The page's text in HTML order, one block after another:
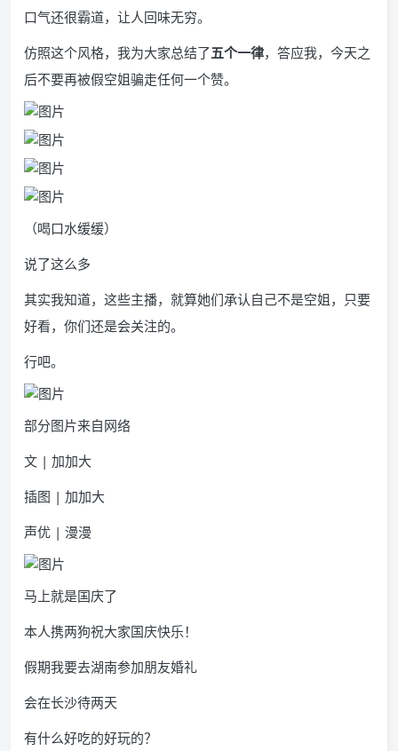
口气还很霸道，让人回味无穷。
仿照这个风格，我为大家总结了五个一律，答应我，今天之
后不要再被假空姐骗走任何一个赞。
（喝口水缓缓）
说了这么多
其实我知道，这些主播，就算她们承认自己不是空姐，只要
好看，你们还是会关注的。
行吧。
部分图片来自网络
文 | 加加大
插图 | 加加大
声优 | 漫漫
马上就是国庆了
本人携两狗祝大家国庆快乐！
假期我要去湖南参加朋友婚礼
会在长沙待两天
有什么好吃的好玩的？